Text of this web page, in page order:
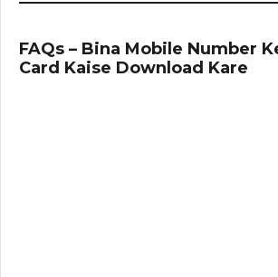
FAQs – Bina Mobile Number
Card Kaise Download Kare